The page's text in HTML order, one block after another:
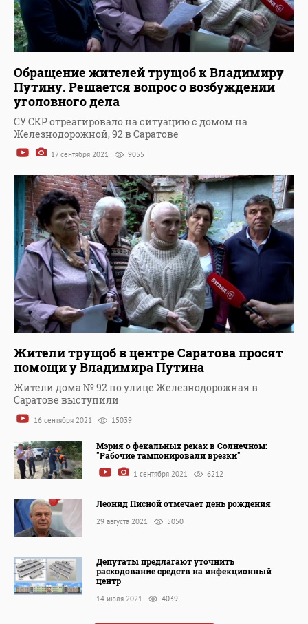
Обращение жителей трущоб к Владимиру
Путину. Решается вопрос о возбуждении
уголовного дела
СУ СКР отреагировало на ситуацию с домом на
Железнодорожной, 92 в Саратове
17 сентября 2021 9055
Жители трущоб в центре Саратова просят
помощи у Владимира Путина
Жители дома № 92 по улице Железнодорожная в
Саратове выступили
16 сентября 2021 15039
Мэрия о фекальных реках в Солнечном:
"Рабочие тампонировали врезки"
1 сентября 2021 6212
Леонид Писной отмечает день рождения
29 августа 2021 5050
Депутаты предлагают уточнить
расходование средств на инфекционный
центр
14 июля 2021 4039